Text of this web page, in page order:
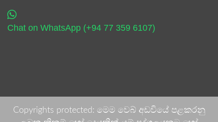
Chat on WhatsApp (+94 77 359 6107)
Copyrights protected: මෙම වෙබ් අඩවියේ පළකරනු